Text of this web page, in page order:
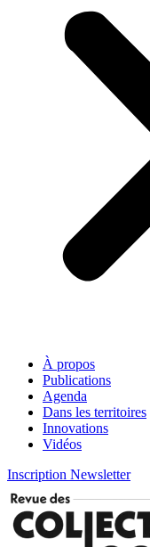
À propos
Publications
Agenda
Dans les territoires
Innovations
Vidéos
Inscription Newsletter